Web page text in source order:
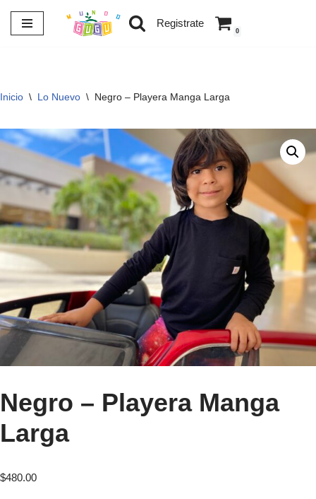
Saltar
Registrate
0
Inicio \ Lo Nuevo \ Negro – Playera Manga Larga
Negro – Playera Manga
Larga
$480.00